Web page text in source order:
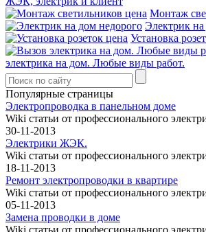
Монтаж
Электрик
Установка
электрика на дом. Любые виды работ.
Популярные страницы
Электропроводка в панельном доме
Wiki статьи от профессионального
30-11-2013
Электрики ЖЭК.
Wiki статьи от профессионального
18-11-2013
Ремонт электропроводки в квартире
Wiki статьи от профессионального
05-11-2013
Замена проводки в доме
Wiki статьи от профессионального